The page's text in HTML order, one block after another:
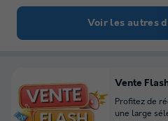
Voir les autres
Vente
Profitez de
une large